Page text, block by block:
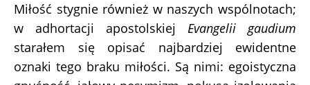
Miłość stygnie również w naszych wspólnotach;
w adhortacji apostolskiej Evangelii gaudium
starałem się opisać najbardziej ewidentne
oznaki tego braku miłości. Są nimi: egoistyczna